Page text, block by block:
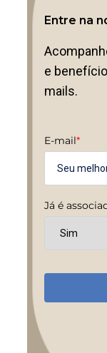
Entre na
e
mails.
E-mail*
Já é